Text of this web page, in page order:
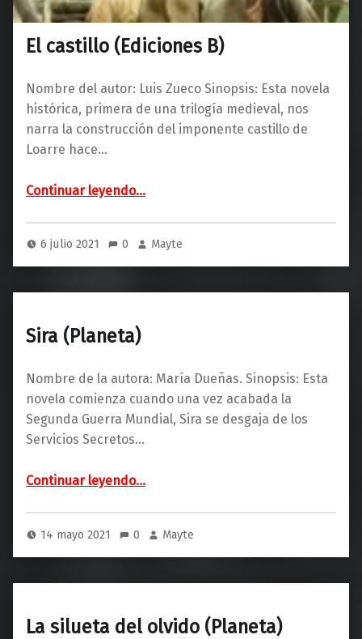
El castillo (Ediciones B)
Nombre del autor: Luis Zueco Sinopsis: Esta novela
histórica, primera de una trilogía medieval, nos
narra la construcción del imponente castillo de
Loarre hace…
Continuar leyendo…
6 julio 2021 0 Mayte
Sira (Planeta)
Nombre de la autora: María Dueñas. Sinopsis: Esta
novela comienza cuando una vez acabada la
Segunda Guerra Mundial, Sira se desgaja de los
Servicios Secretos…
Continuar leyendo…
14 mayo 2021 0 Mayte
La silueta del olvido (Planeta)